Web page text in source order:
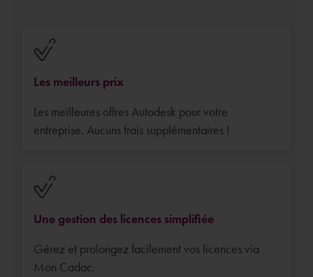
Les meilleurs prix
Les meilleures offres Autodesk pour votre
entreprise. Aucuns frais supplémentaires !
Une gestion des licences simplifiée
Gérez et prolongez facilement vos licences via
Mon Cadac.